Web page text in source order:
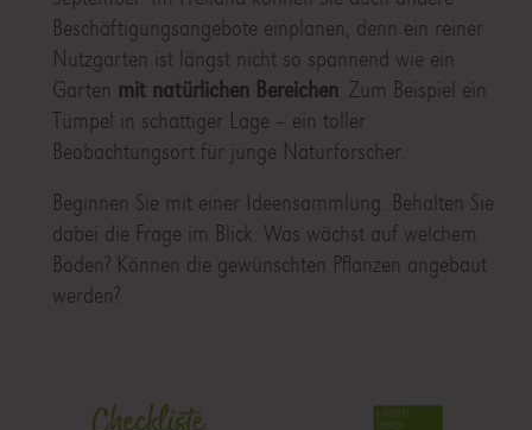
Beschäftigungsangebote einplanen, denn ein reiner
Nutzgarten ist längst nicht so spannend wie ein
Garten mit natürlichen Bereichen . Zum Beispiel ein
Tümpel in schattiger Lage – ein toller
Beobachtungsort für junge Naturforscher.
Beginnen Sie mit einer Ideensammlung. Behalten Sie
dabei die Frage im Blick: Was wächst auf welchem
Boden? Können die gewünschten Pflanzen angebaut
werden?